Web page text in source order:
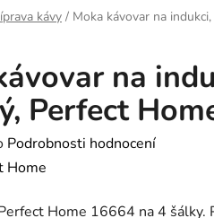
kávy / Moka kávovar na
na
Perfect
Podrobnosti hodnocení
Home
Home 16664 na 4 šálky.